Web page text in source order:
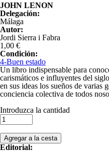
JOHN LENON
Delegación:
Málaga
Autor:
Jordi Sierra i Fabra
1,00 €
Condición:
4-Buen estado
Un libro indispensable para
carismáticos e influyentes del
en sus ideas los sueños de varias
conciencia colectiva de todos
Introduzca la cantidad
Editorial: